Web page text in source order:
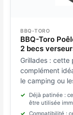
BBQ-TORO
BBQ-Toro
2 becs
Grillades : cette
complément
le camping ou
Déjà patinée :
être utilisée
Compatibilité :